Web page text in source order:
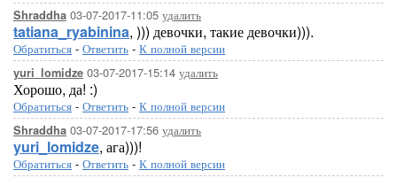
Shraddha 03-07-2017-11:05 удалить
tatiana_ryabinina, ))) девочки, такие девочки))).
Обратиться - Ответить - К полной версии
yuri_lomidze 03-07-2017-15:14 удалить
Хорошо, да! :)
Обратиться - Ответить - К полной версии
Shraddha 03-07-2017-17:56 удалить
yuri_lomidze, ага)))!
Обратиться - Ответить - К полной версии